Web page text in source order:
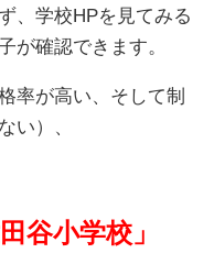
、学校HPを見てみる
が確認できます。
率が高い、そして制
い）、
谷小学校」